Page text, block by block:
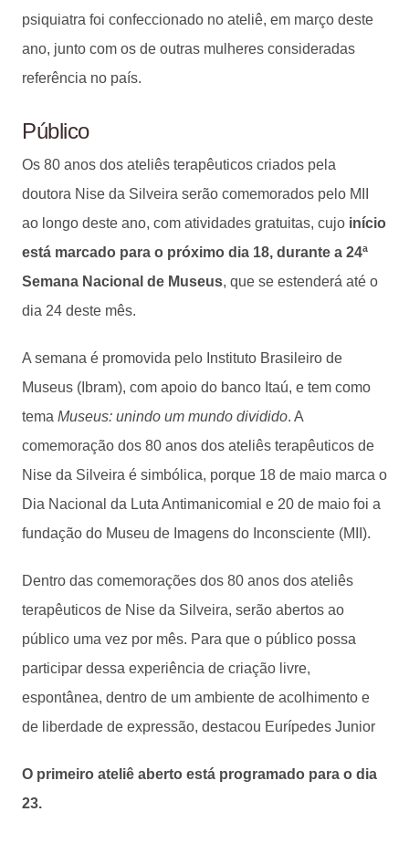
psiquiatra foi confeccionado no ateliê, em março deste
ano, junto com os de outras mulheres consideradas
referência no país.
Público
Os 80 anos dos ateliês terapêuticos criados pela
doutora Nise da Silveira serão comemorados pelo MII
ao longo deste ano, com atividades gratuitas, cujo início
está marcado para o próximo dia 18, durante a 24ª
Semana Nacional de Museus, que se estenderá até o
dia 24 deste mês.
A semana é promovida pelo Instituto Brasileiro de
Museus (Ibram), com apoio do banco Itaú, e tem como
tema Museus: unindo um mundo dividido. A
comemoração dos 80 anos dos ateliês terapêuticos de
Nise da Silveira é simbólica, porque 18 de maio marca o
Dia Nacional da Luta Antimanicomial e 20 de maio foi a
fundação do Museu de Imagens do Inconsciente (MII).
Dentro das comemorações dos 80 anos dos ateliês
terapêuticos de Nise da Silveira, serão abertos ao
público uma vez por mês. Para que o público possa
participar dessa experiência de criação livre,
espontânea, dentro de um ambiente de acolhimento e
de liberdade de expressão, destacou Eurípedes Junior
O primeiro ateliê aberto está programado para o dia
23.